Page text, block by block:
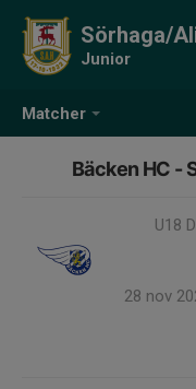
Matcher
Sörhaga/
Junior
Bäcken HC -
U18
28 nov